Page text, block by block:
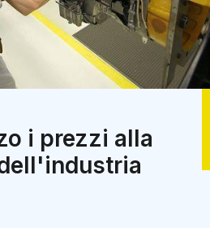
i prezzi alla